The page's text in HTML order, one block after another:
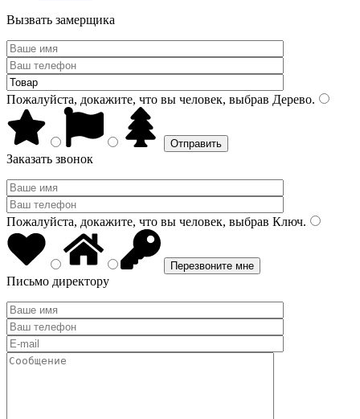
Вызвать замерщика
Пожалуйста, докажите, что вы человек, выбрав Дерево.
Заказать звонок
Пожалуйста, докажите, что вы человек, выбрав Ключ.
Письмо директору